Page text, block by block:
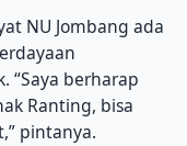
NU Jombang ada
“Saya berharap
Ranting, bisa
pintanya.